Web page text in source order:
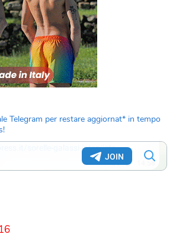
Telegram per restare aggiornat* in tempo